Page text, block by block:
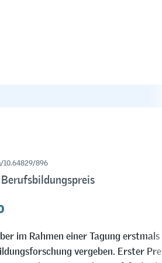
10.64829/896
im Rahmen einer Tagung erstmals
vergeben. Erster